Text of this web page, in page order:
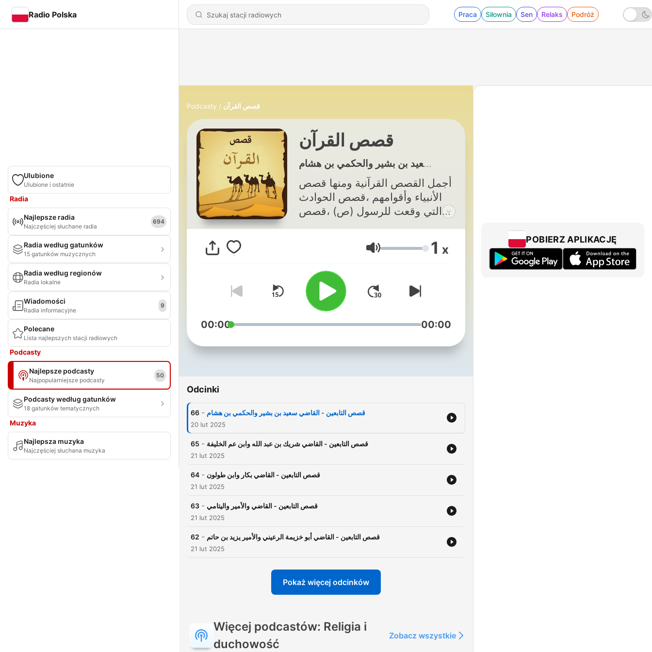
Radio Polska Praca Siłownia Sen Relaks Podróż
Ulubione
Ulubione i ostatnie
Radia
Najlepsze radia
Najczęściej słuchane radia
694
Radia według gatunków
15 gatunków muzycznych
Radia według regionów
Radia lokalne
Wiadomości
Radia informacyjne
9
Polecane
Lista najlepszych stacji radiowych
Podcasty
Najlepsze podcasty
Najpopularniejsze podcasty
50
Podcasty według gatunków
18 gatunków tematycznych
Muzyka
Najlepsza muzyka
Najczęściej słuchana muzyka
Podcasty قصص القرآن
قصص القرآن
أجمل القصص القرآنية ومنها قصص
الأنبياء وأقوامهم ،قصص الحوادث
التي وقعت للرسول (ص) ،قصص
تليها قصص العديد من التابعين
وقفوها في مختلف العصور
اللهم اجعل لنا بها عظة وعبرة
Głośność 1 x
00:00 00:00
Odcinki
66 - قصص التابعين - القاضي سعيد بن بشير والحكمي بن هشام
20 lut 2025
65 - قصص التابعين - القاضي شريك بن عبد الله وابن عم الخليفة
21 lut 2025
64 - قصص التابعين - القاضي بكار وابن طولون
21 lut 2025
63 - قصص التابعين - القاضي والأمير واليتامي
21 lut 2025
62 - قصص التابعين - القاضي أبو خزيمة الرعيني والأمير يزيد بن حاتم
21 lut 2025
Pokaż więcej odcinków
Więcej podcastów: Religia i
duchowość
Zobacz wszystkie
POBIERZ APLIKACJĘ